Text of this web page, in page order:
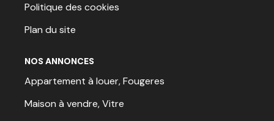
Politique des cookies
Plan du site
NOS ANNONCES
Appartement à louer, Fougeres
Maison à vendre, Vitre